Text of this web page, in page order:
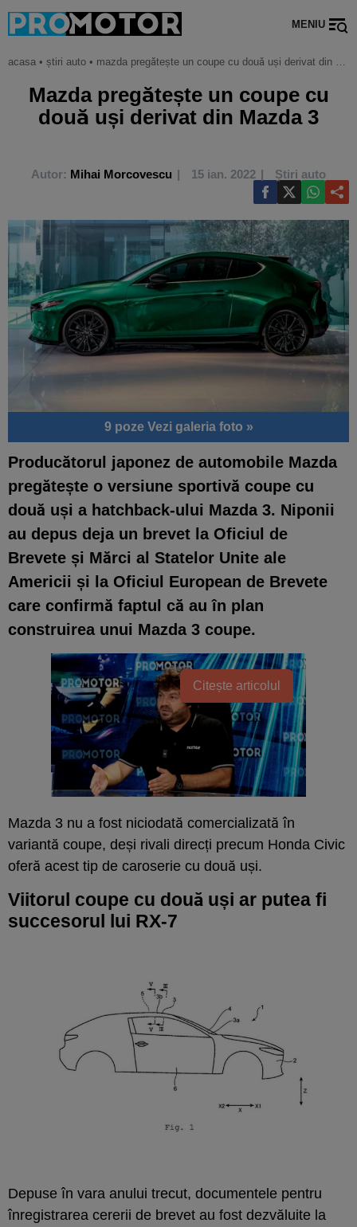
MENIU
acasa • știri auto • mazda pregătește un coupe cu două uși derivat din mazda 3
Mazda pregătește un coupe cu
două uși derivat din Mazda 3
Autor: Mihai Morcovescu 15 ian. 2022 Știri auto
9 poze Vezi galeria foto »
Producătorul japonez de automobile Mazda
pregătește o versiune sportivă coupe cu
două uși a hatchback-ului Mazda 3. Niponii
au depus deja un brevet la Oficiul de
Brevete și Mărci al Statelor Unite ale
Americii și la Oficiul European de Brevete
care confirmă faptul că au în plan
construirea unui Mazda 3 coupe.
Citește articolul
Mazda 3 nu a fost niciodată comercializată în
variantă coupe, deși rivali direcți precum Honda Civic
oferă acest tip de caroserie cu două uși.
Viitorul coupe cu două uși ar putea fi
succesorul lui RX-7
Depuse în vara anului trecut, documentele pentru
înregistrarea cererii de brevet au fost dezvăluite la